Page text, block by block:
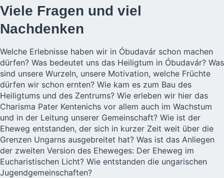
Viele Fragen und viel
Nachdenken
Welche Erlebnisse haben wir in Óbudavár schon machen
dürfen? Was bedeutet uns das Heiligtum in Óbudavár? Was
sind unsere Wurzeln, unsere Motivation, welche Früchte
dürfen wir schon ernten? Wie kam es zum Bau des
Heiligtums und des Zentrums? Wie erleben wir hier das
Charisma Pater Kentenichs vor allem auch im Wachstum
und in der Leitung unserer Gemeinschaft? Wie ist der
Eheweg entstanden, der sich in kurzer Zeit weit über die
Grenzen Ungarns ausgebreitet hat? Was ist das Anliegen
der zweiten Version des Eheweges: Der Eheweg im
Eucharistischen Licht? Wie entstanden die ungarischen
Jugendgemeinschaften?